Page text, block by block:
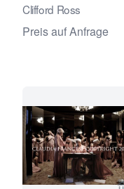
Clifford Ross
Preis auf Anfrage